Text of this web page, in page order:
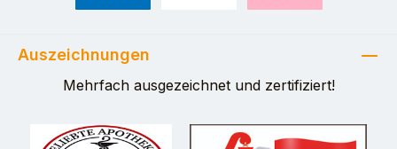
Auszeichnungen
Mehrfach ausgezeichnet und zertifiziert!